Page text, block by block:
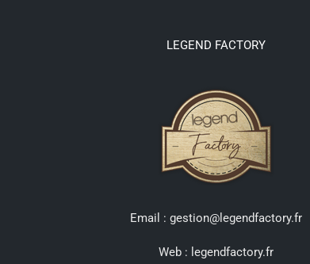
LEGEND FACTORY
Email : gestion@legendfactory.fr
Web : legendfactory.fr